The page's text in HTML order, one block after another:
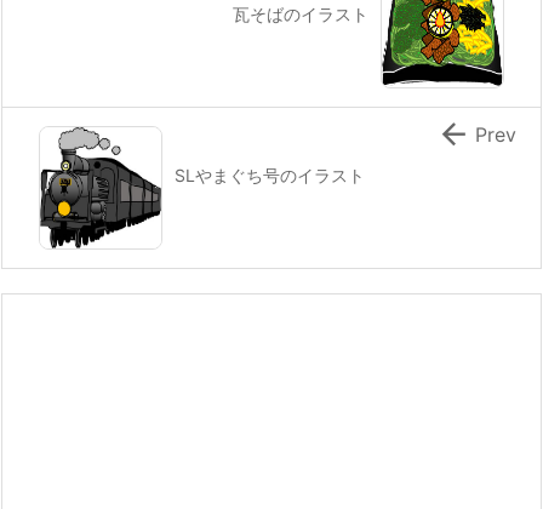
瓦そばのイラスト
SLやまぐち号のイラスト
 Prev